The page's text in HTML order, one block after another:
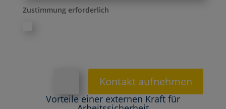
Zustimmung erforderlich
Kontakt aufnehmen
Vorteile einer externen Kraft für